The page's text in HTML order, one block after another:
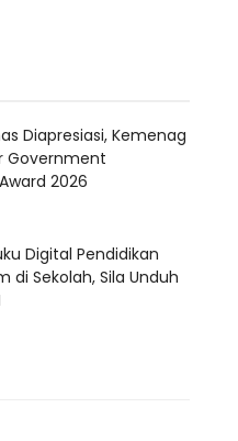
Diapresiasi, Kemenag
Government
2026
Digital Pendidikan
di Sekolah, Sila Unduh